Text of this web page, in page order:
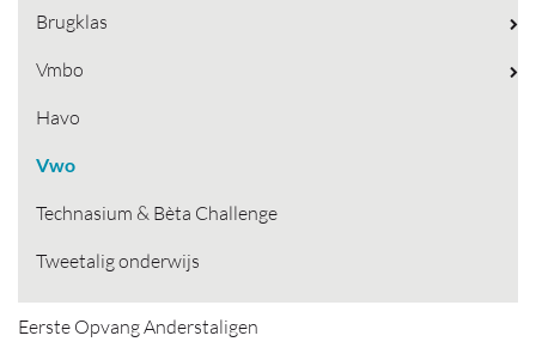
Brugklas
Vmbo
Havo
Vwo
Technasium & Bèta Challenge
Tweetalig onderwijs
Eerste Opvang Anderstaligen